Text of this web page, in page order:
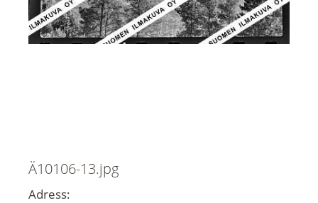
Ä10106-13.jpg
Adress: